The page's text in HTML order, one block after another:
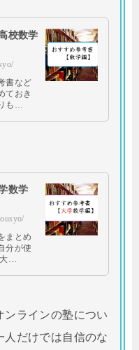
校数学
書など
ておき
も…
数学
まとめ
分が使
大…
ンラインの塾につい
人だけでは自信のな